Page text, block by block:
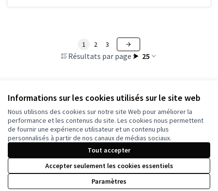
Informations sur les cookies utilisés sur le site web
Nous utilisons des cookies sur notre site Web pour améliorer la
performance et les contenus du site. Les cookies nous permettent
de fournir une expérience utilisateur et un contenu plus
personnalisés à partir de nos canaux de médias sociaux.
Tout accepter
Accepter seulement les cookies essentiels
Paramètres
Résultats par page : 25
1 2 3
Voir toutes les propositions retirées
Conditions d'utilisation
Paramètres des cookies
Site réalisé grâce aulogiciel libre Decidim .
Licence
(Lien